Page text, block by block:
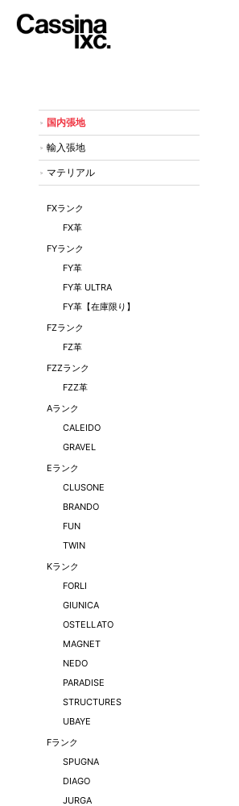
国内張地
輸入張地
マテリアル
FXランク
FX革
FYランク
FY革
FY革 ULTRA
FY革【在庫限り】
FZランク
FZ革
FZZランク
FZZ革
Aランク
CALEIDO
GRAVEL
Eランク
CLUSONE
BRANDO
FUN
TWIN
Kランク
FORLI
GIUNICA
OSTELLATO
MAGNET
NEDO
PARADISE
STRUCTURES
UBAYE
Fランク
SPUGNA
DIAGO
JURGA